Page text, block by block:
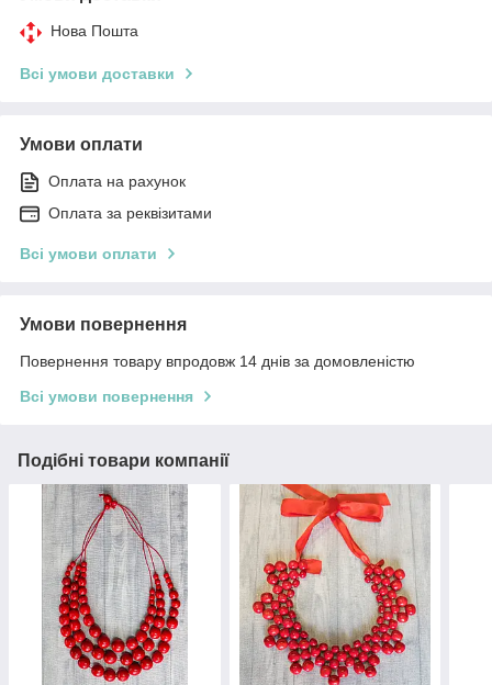
Нова Пошта
Всі умови доставки
Умови оплати
Оплата на рахунок
Оплата за реквізитами
Всі умови оплати
Умови повернення
Повернення товару впродовж 14 днів за домовленістю
Всі умови повернення
Подібні товари компанії